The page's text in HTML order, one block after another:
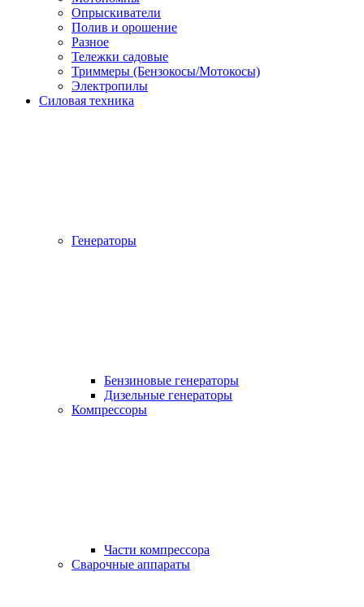
Опрыскиватели
Полив и орошение
Разное
Тележки садовые
Триммеры (Бензокосы/Мотокосы)
Электропилы
Силовая техника
Генераторы
Бензиновые генераторы
Дизельные генераторы
Компрессоры
Части компрессора
Сварочные аппараты